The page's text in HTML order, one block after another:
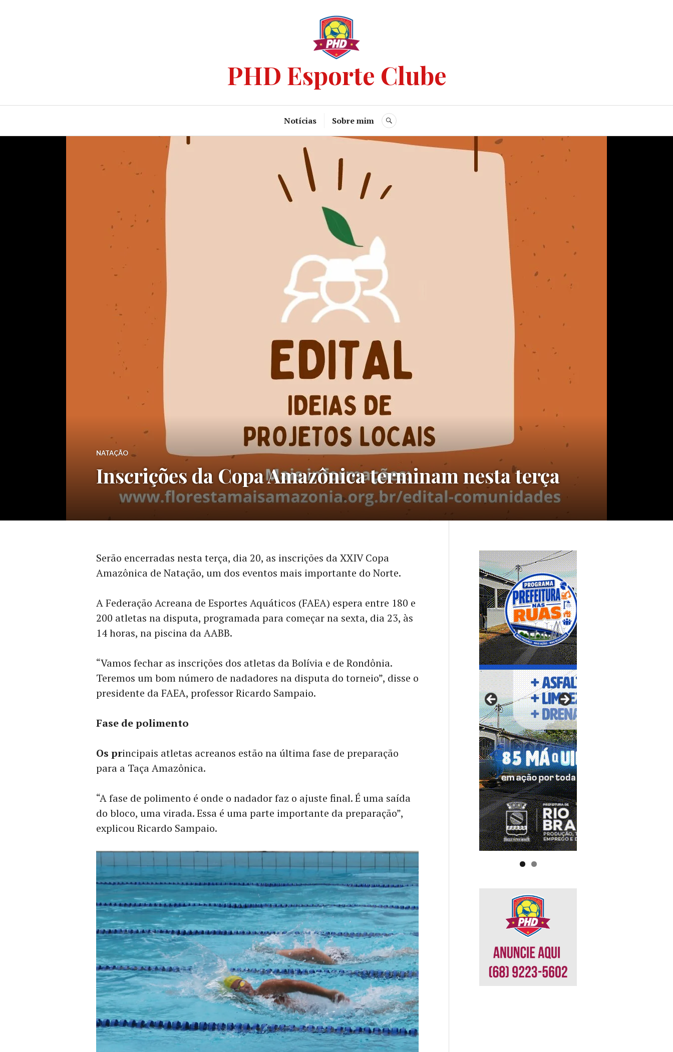
PHD Esporte Clube
Notícias Sobre mim
NATAÇÃO
Inscrições da Copa Amazônica terminam nesta terça
Serão encerradas nesta terça, dia 20, as inscrições da XXIV Copa
Amazônica de Natação, um dos eventos mais importante do Norte.
A Federação Acreana de Esportes Aquáticos (FAEA) espera entre 180 e
200 atletas na disputa, programada para começar na sexta, dia 23, às
14 horas, na piscina da AABB.
“Vamos fechar as inscrições dos atletas da Bolívia e de Rondônia.
Teremos um bom número de nadadores na disputa do torneio”, disse o
presidente da FAEA, professor Ricardo Sampaio.
Fase de polimento
Os principais atletas acreanos estão na última fase de preparação
para a Taça Amazônica.
“A fase de polimento é onde o nadador faz o ajuste final. É uma saída
do bloco, uma virada. Essa é uma parte importante da preparação”,
explicou Ricardo Sampaio.